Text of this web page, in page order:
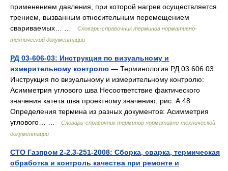
применением давления, при которой нагрев осуществляется
трением, вызванным относительным перемещением
свариваемых… …
Словарь-справочник терминов нормативно-
технической документации
РД 03-606-03: Инструкция по визуальному и
измерительному контролю — Терминология РД 03 606 03:
Инструкция по визуальному и измерительному контролю:
Асимметрия углового шва Несоответствие фактического
значения катета шва проектному значению, рис. А.48
Определения термина из разных документов: Асимметрия
углового… …
Словарь-справочник терминов нормативно-технической
документации
СТО Газпром 2-2.3-251-2008: Сборка, сварка, термическая
обработка и контроль качества при ремонте и